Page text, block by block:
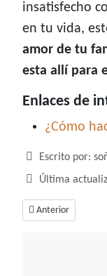
insatisfecho
en tu vida,
amor de tu
esta allí para
Enlaces de
¿Cómo
Detalles
Escrito por:
Última
Artículo anterior:
Anterior